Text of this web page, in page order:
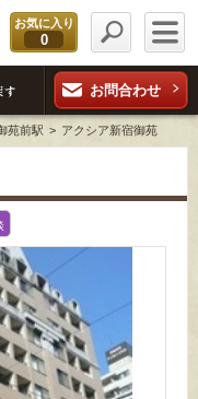
お気に入り
0
お問合わせ
苑前駅 アクシア新宿御苑